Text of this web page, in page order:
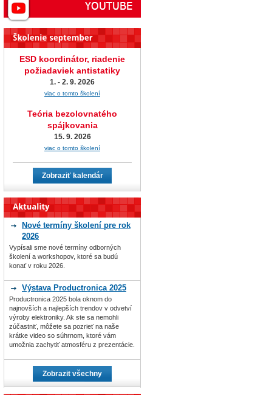
ESD koordinátor, riadenie
požiadaviek antistatiky
1. - 2. 9. 2026
viac o tomto školení
Teória bezolovnatého
spájkovania
15. 9. 2026
viac o tomto školení
Zobraziť kalendár
Nové termíny školení pre rok
2026
Vypísali sme nové termíny odborných
školení a workshopov, ktoré sa budú
konať v roku 2026.
Výstava Productronica 2025
Productronica 2025 bola oknom do
najnovších a najlepších trendov v odvetví
výroby elektroniky. Ak ste sa nemohli
zúčastniť, môžete sa pozrieť na naše
krátke video so súhrnom, ktoré vám
umožnia zachytiť atmosféru z prezentácie.
Zobrazit všechny